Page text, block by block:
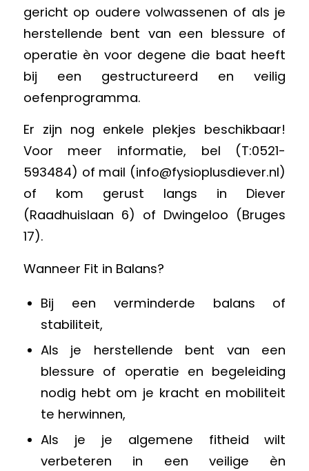
gericht op oudere volwassenen of als je
herstellende bent van een blessure of
operatie èn voor degene die baat heeft
bij een gestructureerd en veilig
oefenprogramma.
Er zijn nog enkele plekjes beschikbaar!
Voor meer informatie, bel (T:0521-
593484) of mail (info@fysioplusdiever.nl)
of kom gerust langs in Diever
(Raadhuislaan 6) of Dwingeloo (Bruges
17).
Wanneer Fit in Balans?
Bij een verminderde balans of
stabiliteit,
Als je herstellende bent van een
blessure of operatie en begeleiding
nodig hebt om je kracht en mobiliteit
te herwinnen,
Als je je algemene fitheid wilt
verbeteren in een veilige èn